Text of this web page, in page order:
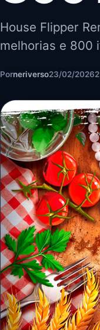
House Flipper
melhorias e 800
Porneriverso23/02/2026